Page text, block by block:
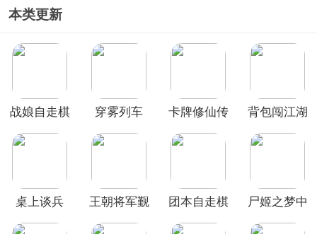
本类更新
战娘自走棋
Girl)电脑版
穿雾列车 卡牌修仙传 背包闯江湖
桌上谈兵
王朝将军觐
团本自走棋
尸姬之梦中